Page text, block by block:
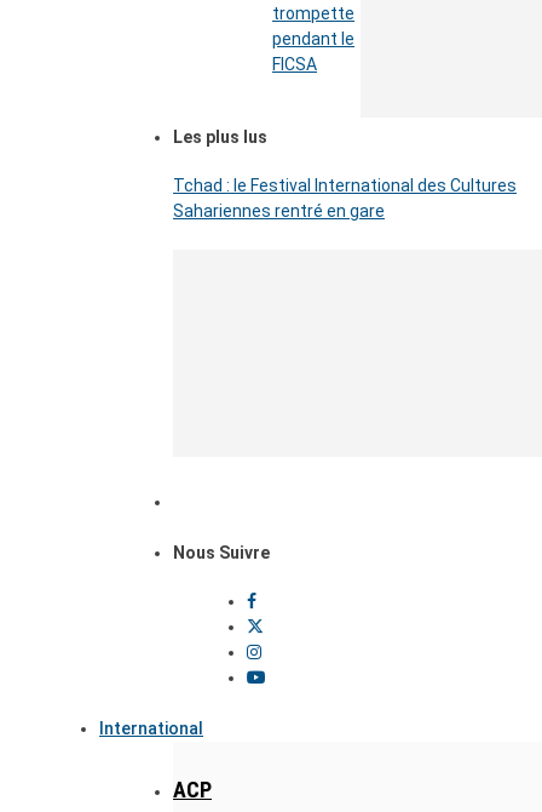
trompette
pendant le
FICSA
Les plus lus
Tchad : le Festival International des Cultures
Sahariennes rentré en gare
Nous Suivre
International
ACP